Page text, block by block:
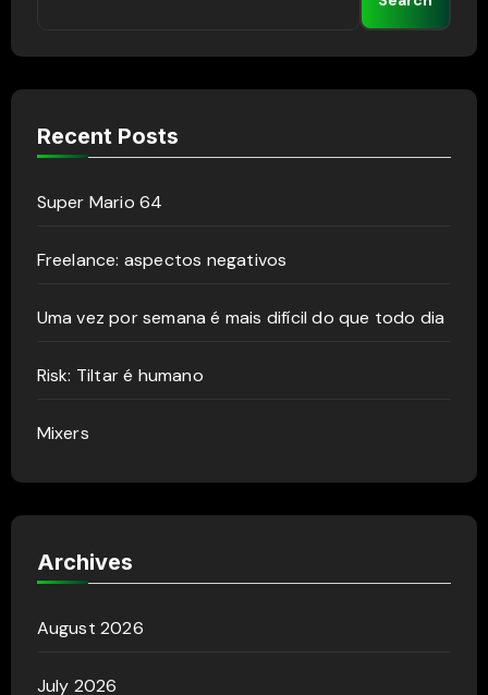
Recent Posts
Super Mario 64
Freelance: aspectos negativos
Uma vez por semana é mais difícil do que todo dia
Risk: Tiltar é humano
Mixers
Archives
August 2026
July 2026